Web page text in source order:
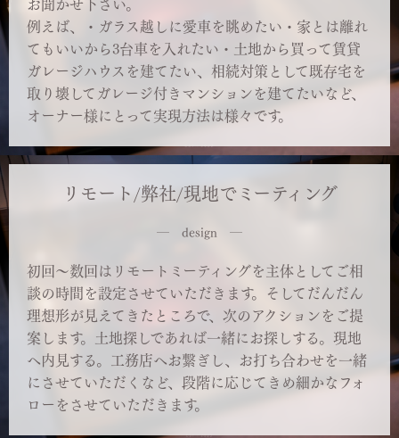
お聞かせ下さい。
例えば、・ガラス越しに愛車を眺めたい・家とは離れ
てもいいから3台車を入れたい・土地から買って賃貸
ガレージハウスを建てたい、相続対策として既存宅を
取り壊してガレージ付きマンションを建てたいなど、
オーナー様にとって実現方法は様々です。
リモート/弊社/現地でミーティング
― design ―
初回～数回はリモートミーティングを主体としてご相
談の時間を設定させていただきます。そしてだんだん
理想形が見えてきたところで、次のアクションをご提
案します。土地探しであれば一緒にお探しする。現地
へ内見する。工務店へお繋ぎし、お打ち合わせを一緒
にさせていただくなど、段階に応じてきめ細かなフォ
ローをさせていただきます。